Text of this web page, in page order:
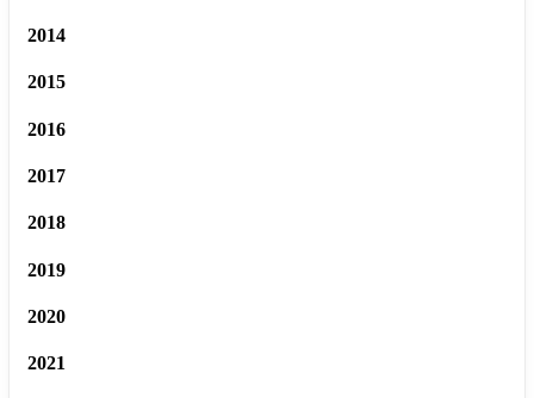
2014
2015
2016
2017
2018
2019
2020
2021